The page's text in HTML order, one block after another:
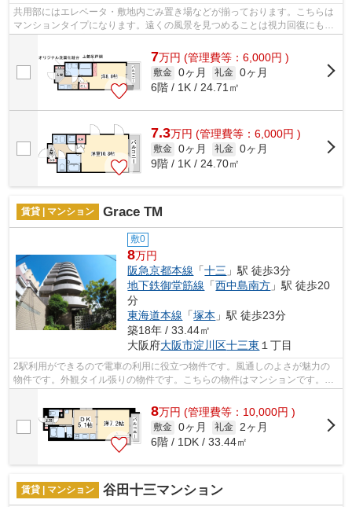
共用部にはエレベータ・敷地内ごみ置き場などが揃っております。こちらは
マンションタイプになります。遠くの風景を見つめることは視力回復にも繋
がりますので健康的になれます。風通...
7万円 (管理費等：6,000円 )
敷金 0ヶ月 礼金 0ヶ月
6階 / 1K / 24.71㎡
7.3万円 (管理費等：6,000円 )
敷金 0ヶ月 礼金 0ヶ月
9階 / 1K / 24.70㎡
賃貸 | マンション Grace TM
敷0
8万円
阪急京都本線 「十三 」駅 徒歩3分
地下鉄御堂筋線 「西中島南方 」駅 徒歩20
分
東海道本線 「塚本 」駅 徒歩23分
築18年 / 33.44㎡
大阪府大阪市淀川区十三東 １丁目
2駅利用ができるので電車の利用に役立つ物件です。風通しのよさが魅力の
物件です。外観タイル張りの物件です。こちらの物件はマンションです。大
阪市淀川区エリアと阪急京都本線十三付...
8万円 (管理費等：10,000円 )
敷金 0ヶ月 礼金 2ヶ月
6階 / 1DK / 33.44㎡
賃貸 | マンション 谷田十三マンション